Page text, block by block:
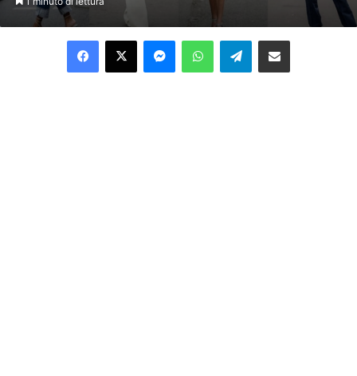
Facebook
X MessengerWhatsAppTelegramCondividi per email